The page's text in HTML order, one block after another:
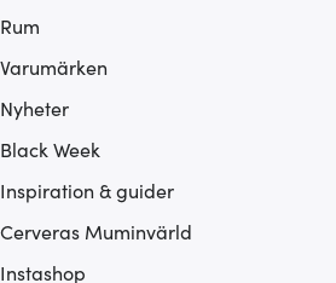
Rum
Varumärken
Nyheter
Black Week
Inspiration & guider
Cerveras Muminvärld
Instashop